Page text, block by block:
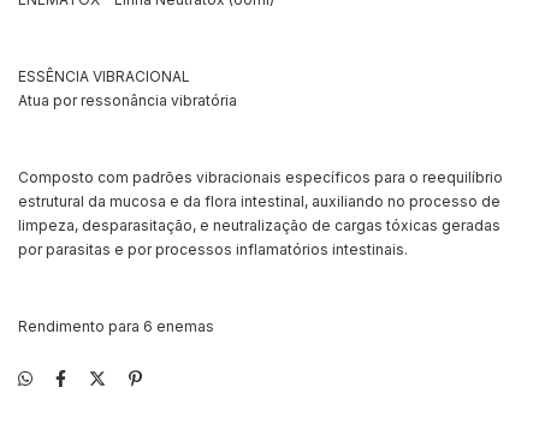
ESSÊNCIA VIBRACIONAL
Atua por ressonância vibratória
Composto com padrões vibracionais específicos para o reequilíbrio
estrutural da mucosa e da flora intestinal, auxiliando no processo de
limpeza, desparasitação, e neutralização de cargas tóxicas geradas
por parasitas e por processos inflamatórios intestinais.
Rendimento para 6 enemas